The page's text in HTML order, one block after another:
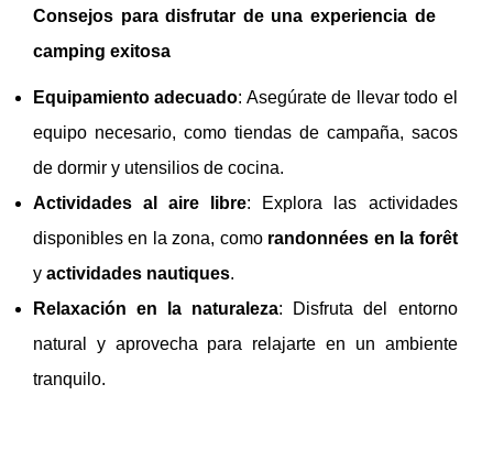
Consejos para disfrutar de una experiencia de
camping exitosa
Equipamiento adecuado: Asegúrate de llevar todo el
equipo necesario, como tiendas de campaña, sacos
de dormir y utensilios de cocina.
Actividades al aire libre: Explora las actividades
disponibles en la zona, como randonnées en la forêt
y actividades nautiques.
Relaxación en la naturaleza: Disfruta del entorno
natural y aprovecha para relajarte en un ambiente
tranquilo.